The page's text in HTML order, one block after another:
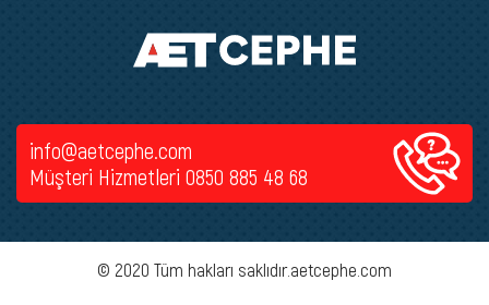
info@aetcephe.com
Müşteri Hizmetleri 0850 885 48 68
© 2020 Tüm hakları saklıdır.aetcephe.com